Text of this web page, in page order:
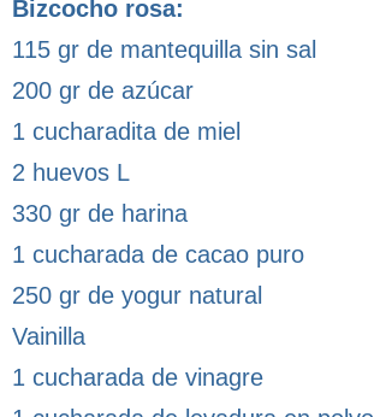
Bizcocho rosa:
115 gr de mantequilla sin sal
200 gr de azúcar
1 cucharadita de miel
2 huevos L
330 gr de harina
1 cucharada de cacao puro
250 gr de yogur natural
Vainilla
1 cucharada de vinagre